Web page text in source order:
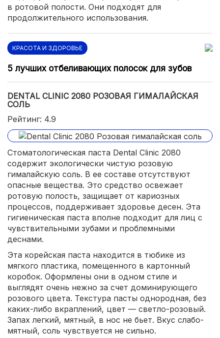
в ротовой полости. Они подходят для
продолжительного использования.
КРАСОТА И ЗДОРОВЬЕ
5 лучших отбеливающих полосок для зубов
DENTAL CLINIC 2080 РОЗОВАЯ ГИМАЛАЙСКАЯ
СОЛЬ
Рейтинг: 4.9
Стоматологическая паста Dental Clinic 2080
содержит экологически чистую розовую
гималайскую соль. В ее составе отсутствуют
опасные вещества. Это средство освежает
ротовую полость, защищает от кариозных
процессов, поддерживает здоровье десен. Эта
гигиеническая паста вполне подходит для лиц с
чувствительными зубами и проблемными
деснами.
Эта корейская паста находится в тюбике из
мягкого пластика, помещенного в картонный
коробок. Оформлены они в одном стиле и
выглядят очень нежно за счет доминирующего
розового цвета. Текстура пасты однородная, без
каких-либо вкраплений, цвет — светло-розовый.
Запах легкий, мятный, в нос не бьет. Вкус слабо-
мятный, соль чувствуется не сильно.